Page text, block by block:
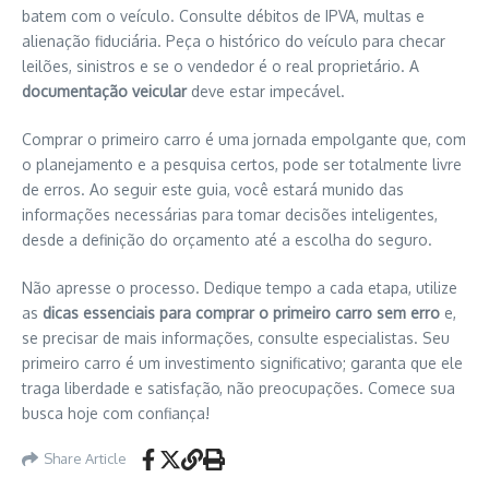
batem com o veículo. Consulte débitos de IPVA, multas e
alienação fiduciária. Peça o histórico do veículo para checar
leilões, sinistros e se o vendedor é o real proprietário. A
documentação veiculardeve estar impecável.
Comprar o primeiro carro é uma jornada empolgante que, com
o planejamento e a pesquisa certos, pode ser totalmente livre
de erros. Ao seguir este guia, você estará munido das
informações necessárias para tomar decisões inteligentes,
desde a definição do orçamento até a escolha do seguro.
Não apresse o processo. Dedique tempo a cada etapa, utilize
as dicas essenciais para comprar o primeiro carro sem erro e,
se precisar de mais informações, consulte especialistas. Seu
primeiro carro é um investimento significativo; garanta que ele
traga liberdade e satisfação, não preocupações. Comece sua
busca hoje com confiança!
Share Article